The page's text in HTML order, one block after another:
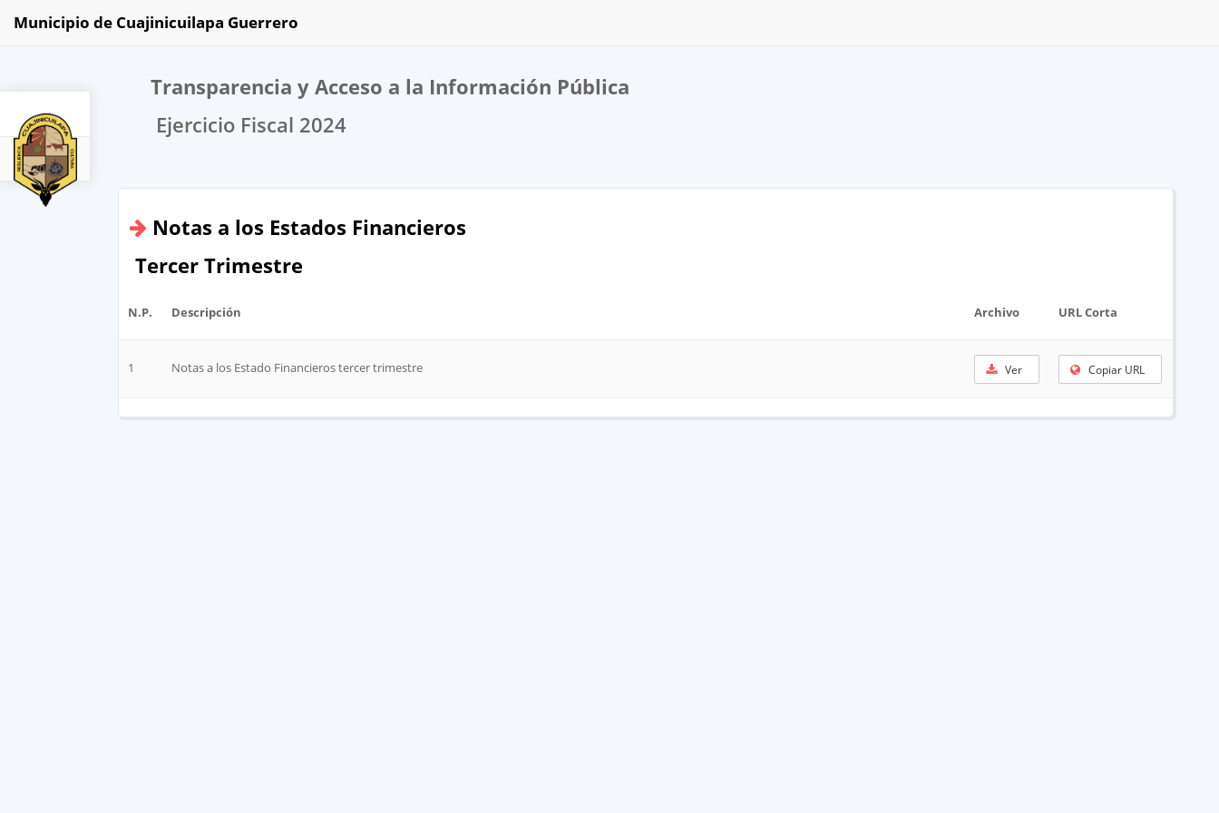
2024
Municipio de Cuajinicuilapa Guerrero
Transparencia y Acceso a la Información Pública
Ejercicio Fiscal 2024
Notas a los Estados Financieros
Tercer Trimestre
N.P. Descripción Archivo URL Corta
1 Notas a los Estado Financieros tercer trimestre Ver Copiar URL